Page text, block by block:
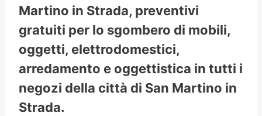
Martino in Strada, preventivi
gratuiti per lo sgombero di mobili,
oggetti, elettrodomestici,
arredamento e oggettistica in tutti i
negozi della città di San Martino in
Strada.